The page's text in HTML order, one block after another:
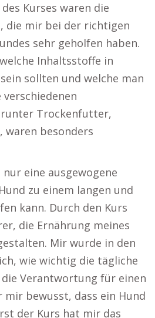
Kurses waren die
die mir bei der richtigen
sehr geholfen haben.
Inhaltsstoffe in
sollten und welche man
verschiedenen
Trockenfutter,
waren besonders
eine ausgewogene
zu einem langen und
kann. Durch den Kurs
die Ernährung meines
Mir wurde in den
wie wichtig die tägliche
Verantwortung für einen
mir bewusst, dass ein Hund
der Kurs hat mir das